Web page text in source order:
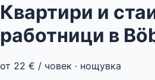
Квартири и
работници в
от 22 € / човек · нощувка